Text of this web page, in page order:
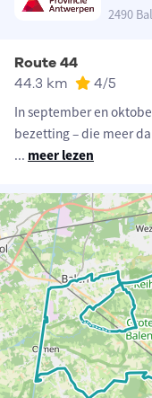
2490
Route 44
44.3 km 4/5
In september en
bezetting – die meer
... meer lezen